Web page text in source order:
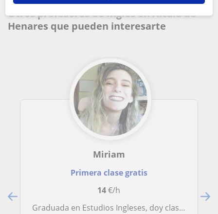
Otros profesores de Inglés en Alcalá de
Henares que pueden interesarte
Miriam
Primera clase gratis
14€/h
Graduada en Estudios Ingleses, doy clases de inglés personalizadas